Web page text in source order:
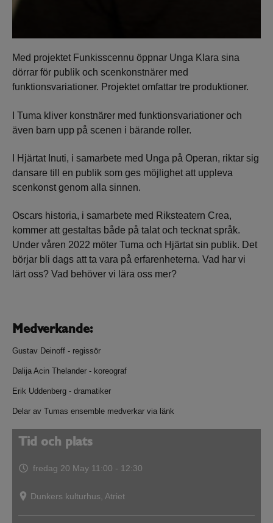
Med projektet Funkisscennu öppnar Unga Klara sina
dörrar för publik och scenkonstnärer med
funktionsvariationer. Projektet omfattar tre produktioner.
I Tuma kliver konstnärer med funktionsvariationer och
även barn upp på scenen i bärande roller.
I Hjärtat Inuti, i samarbete med Unga på Operan, riktar sig
dansare till en publik som ges möjlighet att uppleva
scenkonst genom alla sinnen.
Oscars historia, i samarbete med Riksteatern Crea,
kommer att gestaltas både på talat och tecknat språk.
Under våren 2022 möter Tuma och Hjärtat sin publik. Det
börjar bli dags att ta vara på erfarenheterna. Vad har vi
lärt oss? Vad behöver vi lära oss mer?
Medverkande:
Gustav Deinoff - regissör
Dalija Acin Thelander - koreograf
Erik Uddenberg - dramatiker
Delar av Tumas ensemble medverkar via länk
Tid och plats
fredag 20 May 11:00 - 12:30
Dunkers kulturhus, Atriet